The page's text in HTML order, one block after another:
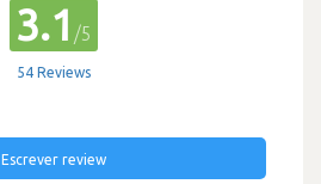
3.1 /5
54 Reviews
Escrever review